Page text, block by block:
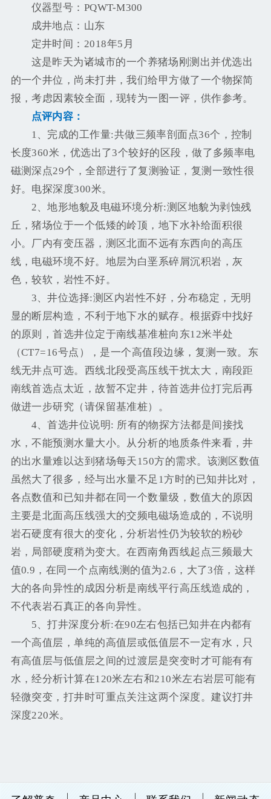
仪器型号：PQWT-M300
成井地点：山东
定井时间：2018年5月
这是昨天为诸城市的一个养猪场刚测出并优选出
的一个井位，尚未打井，我们给甲方做了一个物探简
报，考虑因素较全面，现转为一图一评，供作参考。
点评内容：
1、完成的工作量:共做三频率剖面点36个，控制
长度360米，优选出了3个较好的区段，做了多频率电
磁测深点29个，全部进行了复测验证，复测一致性很
好。电探深度300米。
2、地形地貌及电磁环境分析:测区地貌为剥蚀残
丘，猪场位于一个低矮的岭顶，地下水补给面积很
小。厂内有变压器，测区北面不远有东西向的高压
线，电磁环境不好。地层为白垩系碎屑沉积岩，灰
色，较软，岩性不好。
3、井位选择:测区内岩性不好，分布稳定，无明
显的断层构造，不利于地下水的赋存。根据孬中找好
的原则，首选井位定于南线基准桩向东12米半处
（CT7=16号点），是一个高值段边缘，复测一致。东
线无井点可选。西线北段受高压线干扰太大，南段距
南线首选点太近，故暂不定井，待首选井位打完后再
做进一步研究（请保留基准桩）。
4、首选井位说明: 所有的物探方法都是间接找
水，不能预测水量大小。从分析的地质条件来看，井
的出水量难以达到猪场每天150方的需求。该测区数值
虽然大了很多，经与出水量不足1方时的已知井比对，
各点数值和已知井都在同一个数量级，数值大的原因
主要是北面高压线强大的交频电磁场造成的，不说明
岩石硬度有很大的变化，分析岩性仍为较软的粉砂
岩，局部硬度稍为变大。在西南角西线起点三频最大
值0.9，在同一个点南线测的值为2.6，大了3倍，这样
大的各向异性的成因分析是南线平行高压线造成的，
不代表岩石真正的各向异性。
5、打井深度分析:在90左右包括已知井在内都有
一个高值层，单纯的高值层或低值层不一定有水，只
有高值层与低值层之间的过渡层是突变时才可能有有
水，经分析计算在120米左右和210米左右岩层可能有
轻微突变，打井时可重点关注这两个深度。建议打井
深度220米。